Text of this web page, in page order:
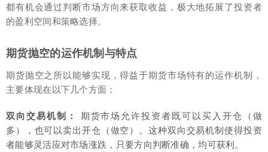
都有机会通过判断市场方向来获取收益，极大地拓展了投资者
的盈利空间和策略选择。
期货抛空的运作机制与特点
期货抛空之所以能够实现，得益于期货市场特有的运作机制，
主要体现在以下几个方面：
双向交易机制：
期货市场允许投资者既可以买入开仓（做
多），也可以卖出开仓（做空）。这种双向交易机制使得投资
者能够灵活应对市场涨跌，只要方向判断准确，均可获利。